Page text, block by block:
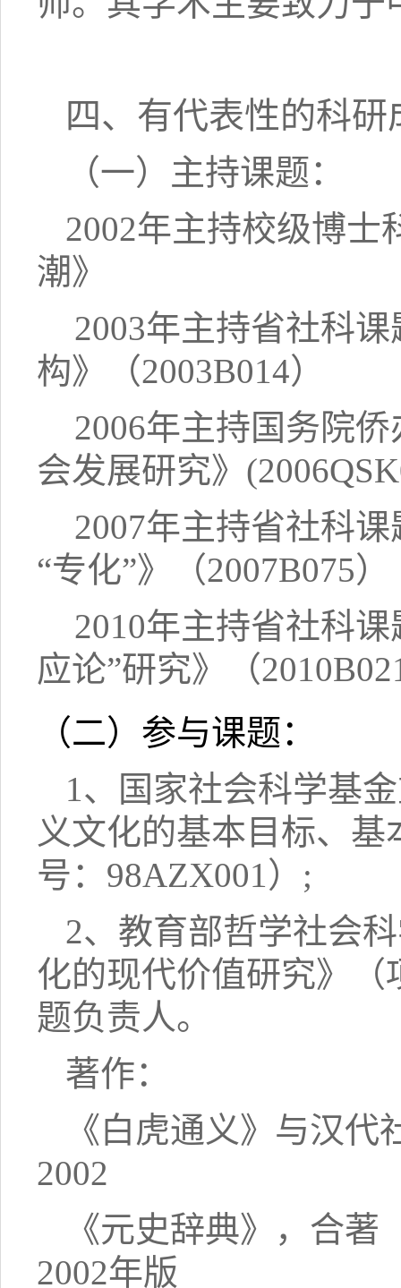
四、有代表性的科
（一）主持课题：
2002年主持校级博士
潮》
2003年主持省社科
构》（2003B014）
2006年主持国务院
会发展研究》
2007年主持省社科
“专化”》（2007B075）
2010年主持省社科
应论”研究》（
（二）参与课题：
1、国家社会科学基
义文化的基本目标、
号：98AZX001）;
2、教育部哲学社会
化的现代价值研究》（
题负责人。
著作：
《白虎通义》与汉
2002
《元史辞典》，合
2002年版